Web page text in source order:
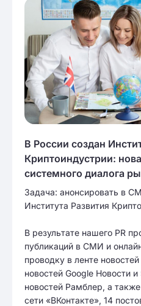
В России создан
Криптоиндустрии:
системного диалога
Задача: анонсировать в
Института Развития
В результате нашего PR
публикаций в СМИ и
проводку в ленте
новостей Google Новости
новостей Рамблер, а
сети «ВКонтакте», 14